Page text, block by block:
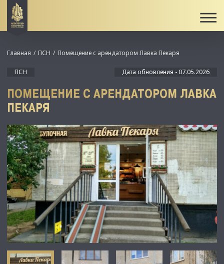
Главная ПСН Помещение с арендатором Лавка Пекаря
ПСН Дата обновления - 07.05.2026
ПОМЕЩЕНИЕ С АРЕНДАТОРОМ ЛАВКА
ПЕКАРЯ